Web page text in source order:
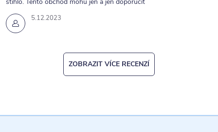
5.12.2023
ZOBRAZIT VÍCE RECENZÍ